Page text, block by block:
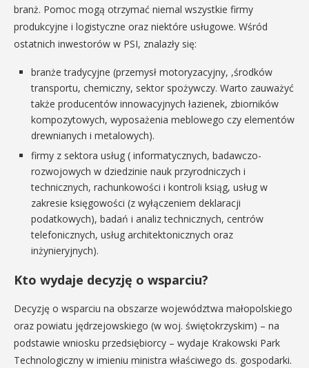
branż. Pomoc mogą otrzymać niemal wszystkie firmy
produkcyjne i logistyczne oraz niektóre usługowe. Wśród
ostatnich inwestorów w PSI, znalazły się:
branże tradycyjne (przemysł motoryzacyjny, ,środków
transportu, chemiczny, sektor spożywczy. Warto zauważyć
także producentów innowacyjnych łazienek, zbiorników
kompozytowych, wyposażenia meblowego czy elementów
drewnianych i metalowych).
firmy z sektora usług ( informatycznych, badawczo-
rozwojowych w dziedzinie nauk przyrodniczych i
technicznych, rachunkowości i kontroli ksiąg, usług w
zakresie księgowości (z wyłączeniem deklaracji
podatkowych), badań i analiz technicznych, centrów
telefonicznych, usług architektonicznych oraz
inżynieryjnych).
Kto wydaje decyzję o wsparciu?
Decyzję o wsparciu na obszarze województwa małopolskiego
oraz powiatu jędrzejowskiego (w woj. świętokrzyskim) – na
podstawie wniosku przedsiębiorcy – wydaje Krakowski Park
Technologiczny w imieniu ministra właściwego ds. gospodarki.